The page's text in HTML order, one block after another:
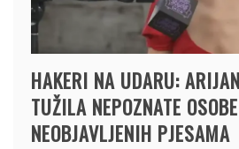
HAKERI NA UDARU:
TUŽILA NEPOZNATE
NEOBJAVLJENIH PJESAMA